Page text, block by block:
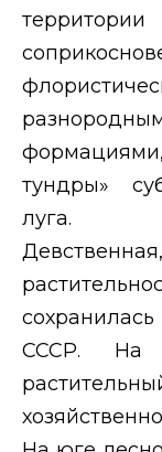
тундры»
луга.
СССР. На